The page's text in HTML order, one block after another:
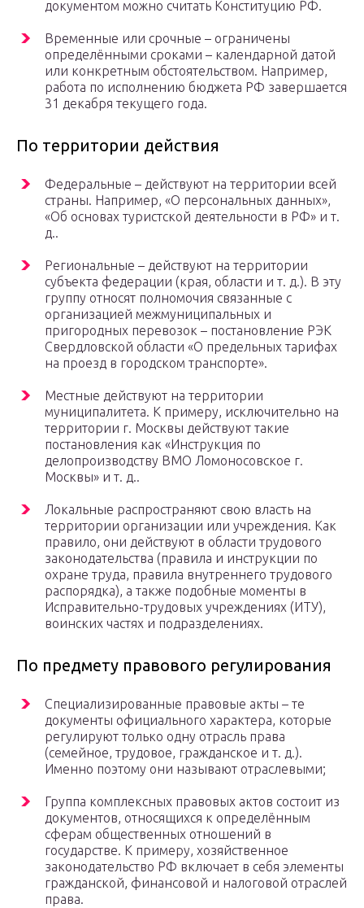
документом можно считать Конституцию РФ.
Временные или срочные – ограничены
определёнными сроками – календарной датой
или конкретным обстоятельством. Например,
работа по исполнению бюджета РФ завершается
31 декабря текущего года.
По территории действия
Федеральные – действуют на территории всей
страны. Например, «О персональных данных»,
«Об основах туристской деятельности в РФ» и т.
д..
Региональные – действуют на территории
субъекта федерации (края, области и т. д.). В эту
группу относят полномочия связанные с
организацией межмуниципальных и
пригородных перевозок – постановление РЭК
Свердловской области «О предельных тарифах
на проезд в городском транспорте».
Местные действуют на территории
муниципалитета. К примеру, исключительно на
территории г. Москвы действуют такие
постановления как «Инструкция по
делопроизводству ВМО Ломоносовское г.
Москвы» и т. д..
Локальные распространяют свою власть на
территории организации или учреждения. Как
правило, они действуют в области трудового
законодательства (правила и инструкции по
охране труда, правила внутреннего трудового
распорядка), а также подобные моменты в
Исправительно-трудовых учреждениях (ИТУ),
воинских частях и подразделениях.
По предмету правового регулирования
Специализированные правовые акты – те
документы официального характера, которые
регулируют только одну отрасль права
(семейное, трудовое, гражданское и т. д.).
Именно поэтому они называют отраслевыми;
Группа комплексных правовых актов состоит из
документов, относящихся к определённым
сферам общественных отношений в
государстве. К примеру, хозяйственное
законодательство РФ включает в себя элементы
гражданской, финансовой и налоговой отраслей
права.